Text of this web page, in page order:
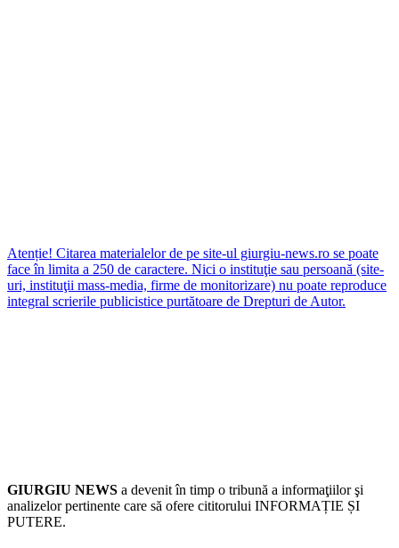
Atenție! Citarea materialelor de pe site-ul giurgiu-news.ro se poate
face în limita a 250 de caractere. Nici o instituţie sau persoană (site-
uri, instituţii mass-media, firme de monitorizare) nu poate reproduce
integral scrierile publicistice purtătoare de Drepturi de Autor.
GIURGIU NEWS a devenit în timp o tribună a informaţiilor şi
analizelor pertinente care să ofere cititorului INFORMAȚIE ȘI
PUTERE.